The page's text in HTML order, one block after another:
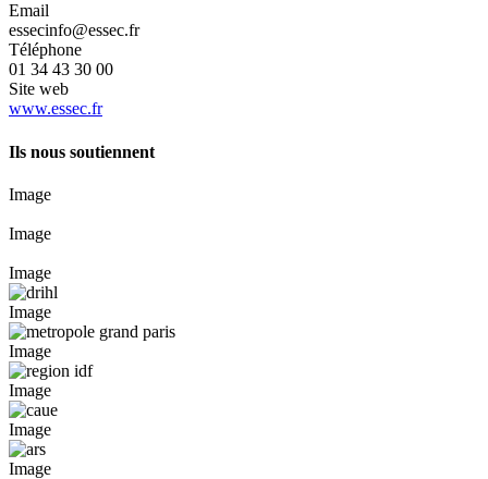
Email
essecinfo@essec.fr
Téléphone
01 34 43 30 00
Site web
www.essec.fr
Ils nous soutiennent
Image
Image
Image
Image
Image
Image
Image
Image